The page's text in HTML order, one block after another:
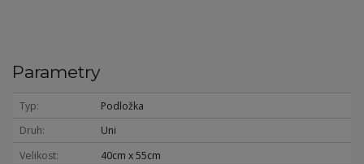
Parametry
Typ
Podložka
Druh
Uni
Velikost
40cm x 55cm